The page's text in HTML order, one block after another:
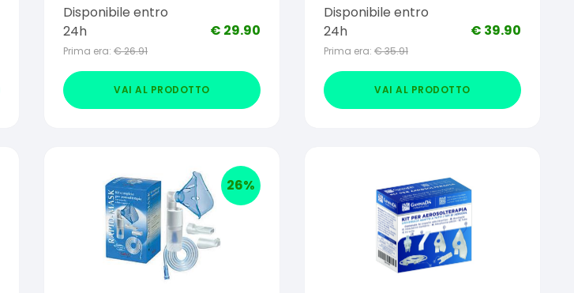
MASCHERINA IN GOMMA
TERMOPLASTICA
FLESSIBILE
Disponibile entro
24h
Prima era: €26.91
€ 29.90
VAI AL PRODOTTO
220ML PEDIATRICO
SPAZIO MORTO 49ML CON
MASCHERA VALVOLA
INSPIRAZIONE 2 VALVOLE
ESPIRAZIONE CODICE
Disponibile entro
24h
Prima era: €35.91
€ 39.90
VAI AL PRODOTTO
26%